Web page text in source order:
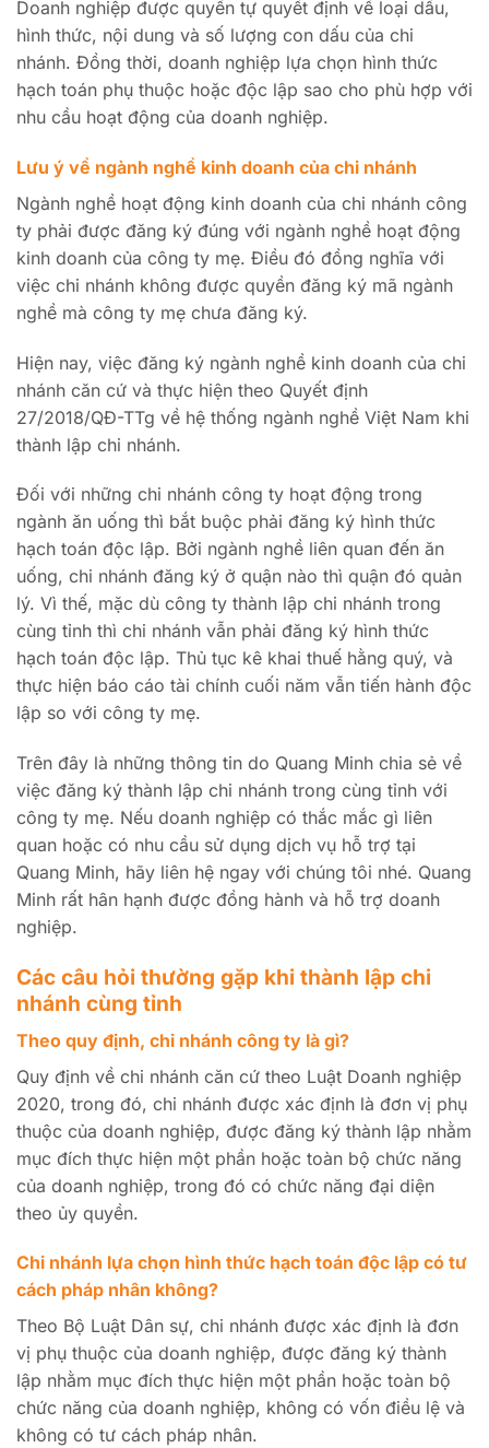
Doanh nghiệp được quyền tự quyết định về loại dấu,
hình thức, nội dung và số lượng con dấu của chi
nhánh. Đồng thời, doanh nghiệp lựa chọn hình thức
hạch toán phụ thuộc hoặc độc lập sao cho phù hợp với
nhu cầu hoạt động của doanh nghiệp.
Lưu ý về ngành nghề kinh doanh của chi nhánh
Ngành nghề hoạt động kinh doanh của chi nhánh công
ty phải được đăng ký đúng với ngành nghề hoạt động
kinh doanh của công ty mẹ. Điều đó đồng nghĩa với
việc chi nhánh không được quyền đăng ký mã ngành
nghề mà công ty mẹ chưa đăng ký.
Hiện nay, việc đăng ký ngành nghề kinh doanh của chi
nhánh căn cứ và thực hiện theo Quyết định
27/2018/QĐ-TTg về hệ thống ngành nghề Việt Nam khi
thành lập chi nhánh.
Đối với những chi nhánh công ty hoạt động trong
ngành ăn uống thì bắt buộc phải đăng ký hình thức
hạch toán độc lập. Bởi ngành nghề liên quan đến ăn
uống, chi nhánh đăng ký ở quận nào thì quận đó quản
lý. Vì thế, mặc dù công ty thành lập chi nhánh trong
cùng tỉnh thì chi nhánh vẫn phải đăng ký hình thức
hạch toán độc lập. Thủ tục kê khai thuế hằng quý, và
thực hiện báo cáo tài chính cuối năm vẫn tiến hành độc
lập so với công ty mẹ.
Trên đây là những thông tin do Quang Minh chia sẻ về
việc đăng ký thành lập chi nhánh trong cùng tỉnh với
công ty mẹ. Nếu doanh nghiệp có thắc mắc gì liên
quan hoặc có nhu cầu sử dụng dịch vụ hỗ trợ tại
Quang Minh, hãy liên hệ ngay với chúng tôi nhé. Quang
Minh rất hân hạnh được đồng hành và hỗ trợ doanh
nghiệp.
Các câu hỏi thường gặp khi thành lập chi
nhánh cùng tỉnh
Theo quy định, chi nhánh công ty là gì?
Quy định về chi nhánh căn cứ theo Luật Doanh nghiệp
2020, trong đó, chi nhánh được xác định là đơn vị phụ
thuộc của doanh nghiệp, được đăng ký thành lập nhằm
mục đích thực hiện một phần hoặc toàn bộ chức năng
của doanh nghiệp, trong đó có chức năng đại diện
theo ủy quyền.
Chi nhánh lựa chọn hình thức hạch toán độc lập có tư
cách pháp nhân không?
Theo Bộ Luật Dân sự, chi nhánh được xác định là đơn
vị phụ thuộc của doanh nghiệp, được đăng ký thành
lập nhằm mục đích thực hiện một phần hoặc toàn bộ
chức năng của doanh nghiệp, không có vốn điều lệ và
không có tư cách pháp nhân.